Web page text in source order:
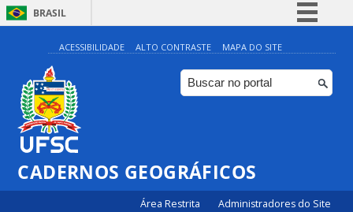
BRASIL
Simplifique!
Comunica BR
Participe
Canais
ACESSIBILIDADE ALTO CONTRASTE MAPA DO SITE
CADERNOS GEOGRÁFICOS
Área Restrita Administradores do Site